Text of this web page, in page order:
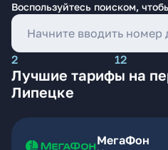
Воспользуйтесь поиском,
2 12
Лучшие тарифы на
Липецке
МегаФон